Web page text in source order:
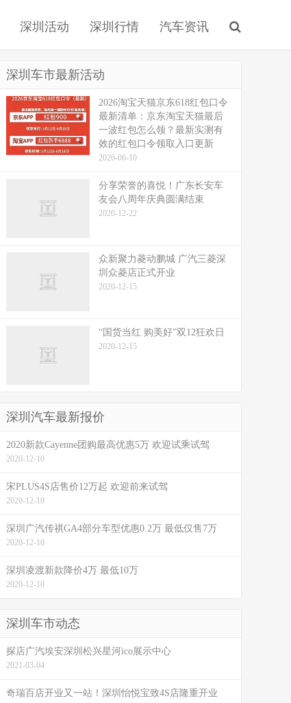
深圳活动 深圳行情 汽车资讯
深圳车市最新活动
2026淘宝天猫京东618红包口令
最新清单：京东淘宝天猫最后
一波红包怎么领？最新实测有
效的红包口令领取入口更新
2026-06-10
分享荣誉的喜悦！广东长安车
友会八周年庆典圆满结束
2020-12-22
众新聚力菱动鹏城 广汽三菱深
圳众菱店正式开业
2020-12-15
“国货当红 购美好”双12狂欢日
2020-12-15
深圳汽车最新报价
2020新款Cayenne团购最高优惠5万 欢迎试乘试驾
2020-12-10
宋PLUS4S店售价12万起 欢迎前来试驾
2020-12-10
深圳广汽传祺GA4部分车型优惠0.2万 最低仅售7万
2020-12-10
深圳凌渡新款降价4万 最低10万
2020-12-10
深圳车市动态
探店广汽埃安深圳松兴星河ico展示中心
2021-03-04
奇瑞百店开业又一站！深圳怡悦宝致4S店隆重开业